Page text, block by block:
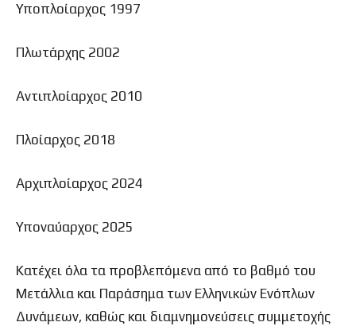
Υποπλοίαρχος 1997
Πλωτάρχης 2002
Αντιπλοίαρχος 2010
Πλοίαρχος 2018
Αρχιπλοίαρχος 2024
Υποναύαρχος 2025
Κατέχει όλα τα προβλεπόμενα από το βαθμό του
Μετάλλια και Παράσημα των Ελληνικών Ενόπλων
Δυνάμεων, καθώς και διαμνημονεύσεις συμμετοχής